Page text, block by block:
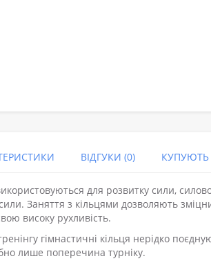
ВІДГУКИ (0)
для розвитку сили,
Заняття з кільцями дозволяють
високу рухливість.
гімнастичні кільця нерідко
лише поперечина турніку.